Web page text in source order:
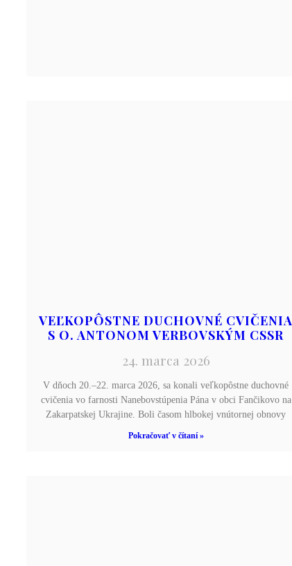
VEĽKOPÔSTNE DUCHOVNÉ CVIČENIA
S O. ANTONOM VERBOVSKÝM CSSR
24. marca 2026
V dňoch 20.–22. marca 2026, sa konali veľkopôstne duchovné
cvičenia vo farnosti Nanebovstúpenia Pána v obci Fančikovo na
Zakarpatskej Ukrajine. Boli časom hlbokej vnútornej obnovy
Pokračovať v čítaní »